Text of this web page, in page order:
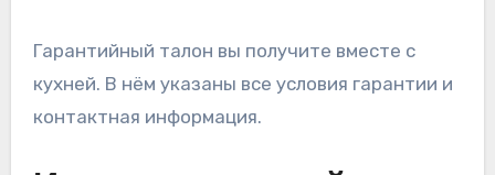
Гарантийный талон вы получите вместе с
кухней. В нём указаны все условия гарантии и
контактная информация.